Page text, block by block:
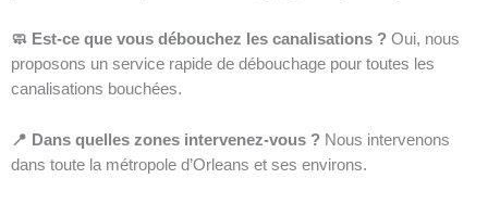
🧼 Est-ce que vous débouchez les canalisations ? Oui, nous
proposons un service rapide de débouchage pour toutes les
canalisations bouchées.
📍 Dans quelles zones intervenez-vous ? Nous intervenons
dans toute la métropole d’Orleans et ses environs.